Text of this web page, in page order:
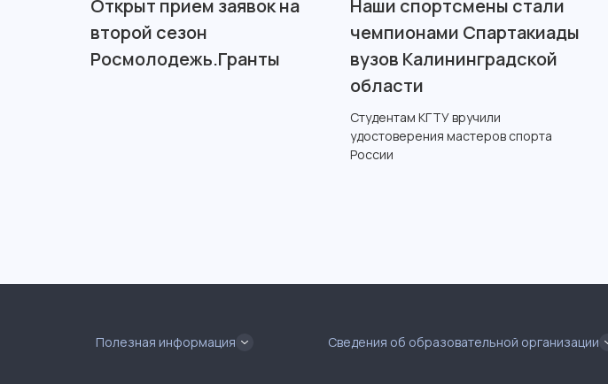
Открыт прием заявок на
второй сезон
Росмолодежь.Гранты
Наши спортсмены стали
чемпионами Спартакиады
вузов Калининградской
области
Студентам КГТУ вручили
удостоверения мастеров спорта
России
Полезная информация Сведения об образовательной организации